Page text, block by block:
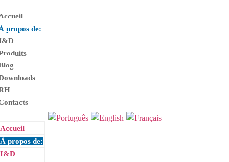
propos de:
&D
Accueil
À propos de:
I&D